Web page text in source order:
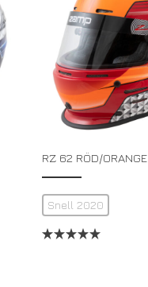
RZ 62 RÖD/ORANGE
Snell 2020